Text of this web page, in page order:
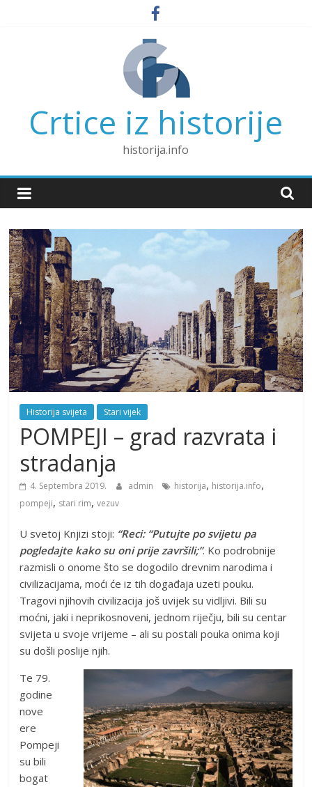
Crtice iz historije
historija.info
Historija svijeta Stari vijek
POMPEJI – grad razvrata i
stradanja
4. Septembra 2019. admin historija, historija.info,
pompeji, stari rim,vezuv
U svetoj Knjizi stoji: “Reci: “Putujte po svijetu pa
pogledajte kako su oni prije završili;”. Ko podrobnije
razmisli o onome što se dogodilo drevnim narodima i
civilizacijama, moći će iz tih događaja uzeti pouku.
Tragovi njihovih civilizacija još uvijek su vidljivi. Bili su
moćni, jaki i neprikosnoveni, jednom riječju, bili su centar
svijeta u svoje vrijeme – ali su postali pouka onima koji
su došli poslije njih.
Te 79.
godine
nove
ere
Pompeji
su bili
bogat